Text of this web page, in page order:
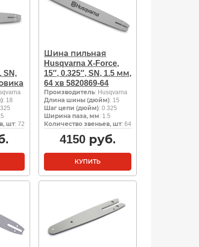
SN,
: 18
шт: 72
Шина пильная
Husqvarna X-Force,
15″, 0.325″, SN, 1.5 мм,
64 хв 5820869-64
Производитель: Husqvarna
Длина шины (дюйм): 15
Шаг цепи (дюйм): 0.325
Ширина паза, мм: 1.5
Количество звеньев, шт: 64
4150руб.
КУПИТЬ